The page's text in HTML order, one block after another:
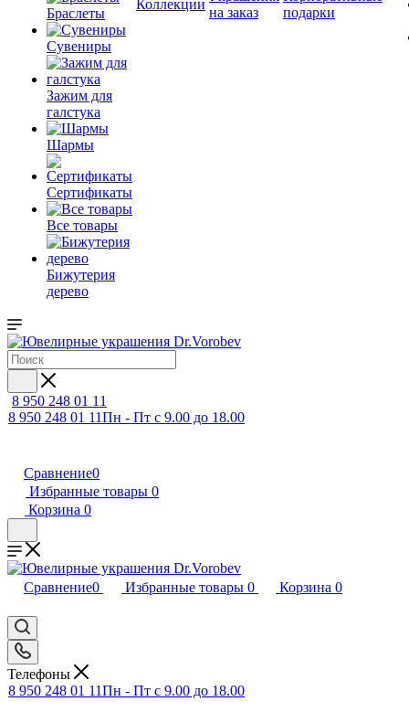
Браслеты
Сувениры
Зажим для
галстука
Шармы
Сертификаты
Все товары
Бижутерия
дерево
Коллекции
на заказ
подарки
8 950 248 01 11
8 950 248 01 11Пн - Пт с 9.00 до 18.00
Сравнение0
Избранные товары 0
Корзина 0
Сравнение0 Избранные товары 0 Корзина 0
Телефоны
8 950 248 01 11Пн - Пт с 9.00 до 18.00